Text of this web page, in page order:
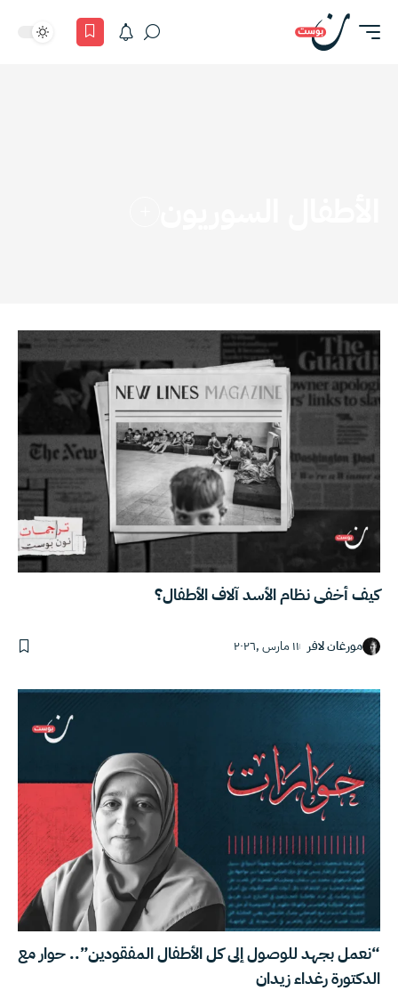
كيف أخفى نظام الأسد آلاف الأطفال؟
مورغان لافر ١١ مارس ,٢٠٢٦
“نعمل بجهد للوصول إلى كل الأطفال المفقودين”.. حوار مع
الدكتورة رغداء زيدان‎